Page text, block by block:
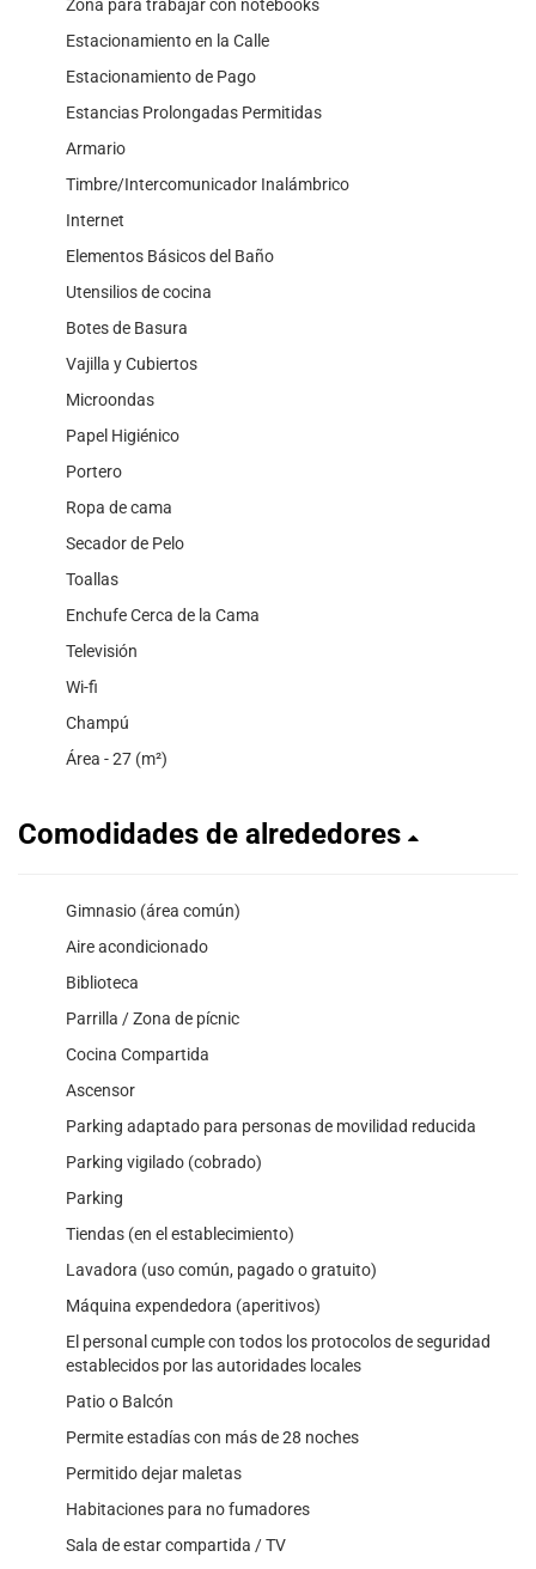
Zona para trabajar con notebooks
Estacionamiento en la Calle
Estacionamiento de Pago
Estancias Prolongadas Permitidas
Armario
Timbre/Intercomunicador Inalámbrico
Internet
Elementos Básicos del Baño
Utensilios de cocina
Botes de Basura
Vajilla y Cubiertos
Microondas
Papel Higiénico
Portero
Ropa de cama
Secador de Pelo
Toallas
Enchufe Cerca de la Cama
Televisión
Wi-fi
Champú
Área - 27 (m²)
Comodidades de alrededores
Gimnasio (área común)
Aire acondicionado
Biblioteca
Parrilla / Zona de pícnic
Cocina Compartida
Ascensor
Parking adaptado para personas de movilidad reducida
Parking vigilado (cobrado)
Parking
Tiendas (en el establecimiento)
Lavadora (uso común, pagado o gratuito)
Máquina expendedora (aperitivos)
El personal cumple con todos los protocolos de seguridad
establecidos por las autoridades locales
Patio o Balcón
Permite estadías con más de 28 noches
Permitido dejar maletas
Habitaciones para no fumadores
Sala de estar compartida / TV